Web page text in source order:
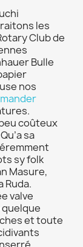
les
Club de
Bulle
nos
coûteux
sa
sy folk
Masure,
Ruda.
valve
et toute